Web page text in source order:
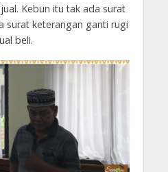
Kebun itu tak ada surat
surat keterangan ganti rugi
beli.